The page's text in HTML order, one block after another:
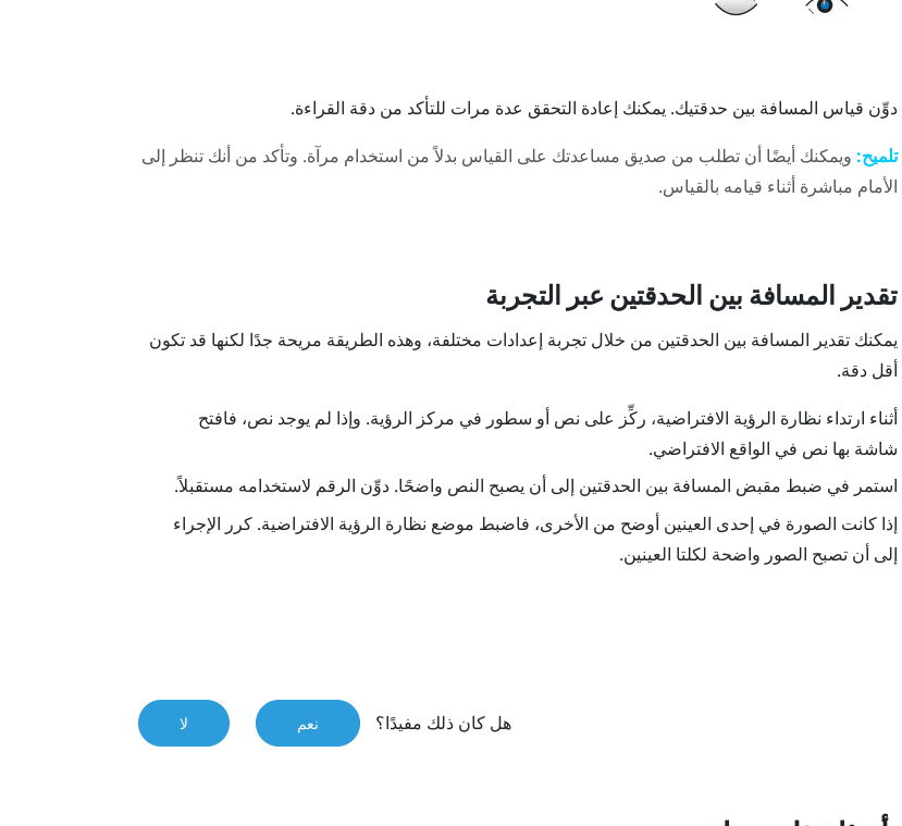
دوِّن قياس المسافة بين حدقتيك. يمكنك إعادة التحقق عدة مرات للتأكد من دقة القراءة.
تلميح:ويمكنك أيضًا أن تطلب من صديق مساعدتك على القياس بدلاً من استخدام مرآة. وتأكد من أنك تنظر إلى
الأمام مباشرة أثناء قيامه بالقياس.
تقدير المسافة بين الحدقتين عبر التجربة
يمكنك تقدير المسافة بين الحدقتين من خلال تجربة إعدادات مختلفة، وهذه الطريقة مريحة جدًا لكنها قد تكون
أقل دقة.
أثناء ارتداء نظارة الرؤية الافتراضية، ركِّز على نص أو سطور في مركز الرؤية. وإذا لم يوجد نص، فافتح
شاشة بها نص في الواقع الافتراضي.
استمر في ضبط مقبض المسافة بين الحدقتين إلى أن يصبح النص واضحًا. دوِّن الرقم لاستخدامه مستقبلاً.
إذا كانت الصورة في إحدى العينين أوضح من الأخرى، فاضبط موضع نظارة الرؤية الافتراضية. كرر الإجراء
إلى أن تصبح الصور واضحة لكلتا العينين.
هل كان ذلك مفيدًا؟ نعم لا